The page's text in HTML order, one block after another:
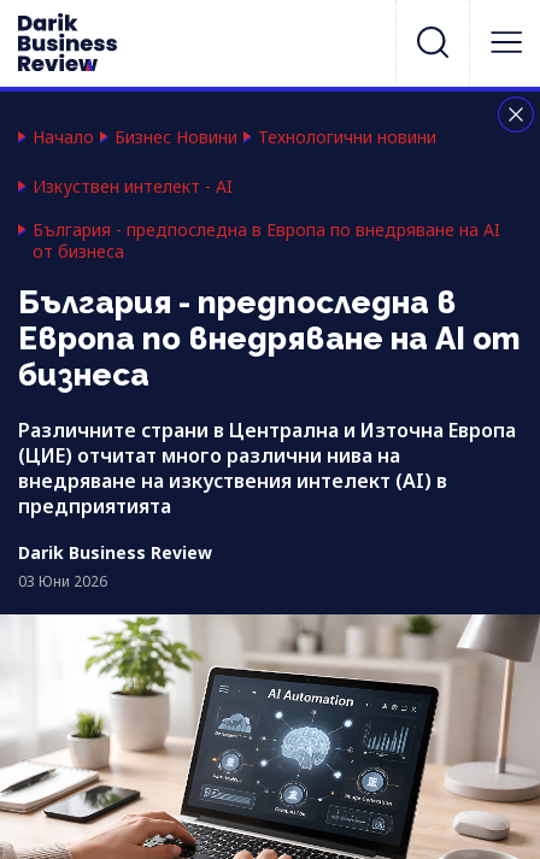
Начало Бизнес Новини Технологични новини
Изкуствен интелект - AI
България - предпоследна в Европа по внедряване на AI
от бизнеса
България - предпоследна в
Европа по внедряване на AI от
бизнеса
Различните страни в Централна и Източна Европа
(ЦИЕ) отчитат много различни нива на
внедряване на изкуствения интелект (AI) в
предприятията
Darik Business Review
03 Юни 2026